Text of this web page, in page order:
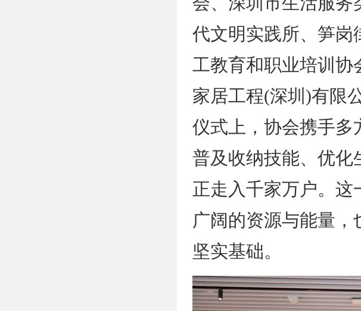
代文明实践所、笋岗
工教育和职业培训协
家居工程(深圳)有限
仪式上，协会携手多
普及收纳技能、优化
正走入千家万户。这
广阔的资源与能量，
坚实基础。